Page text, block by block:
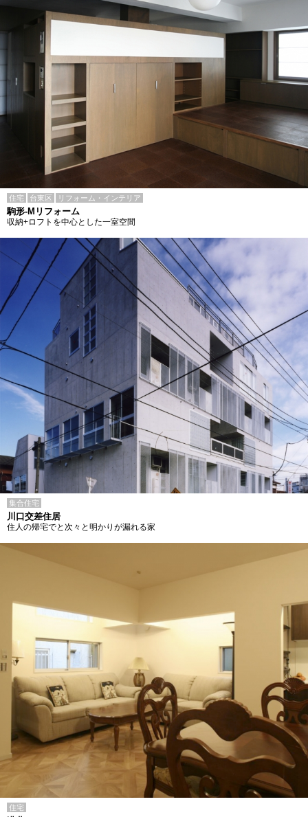
住宅 台東区 リフォーム・インテリア
駒形-Mリフォーム
収納+ロフトを中心とした一室空間
集合住宅
川口交差住居
住人の帰宅でと次々と明かりが漏れる家
住宅